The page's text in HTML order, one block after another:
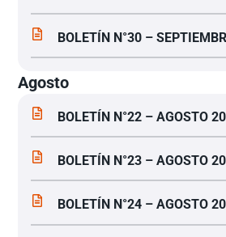
BOLETÍN N°30 –
Agosto
BOLETÍN N°22 – AGOSTO
BOLETÍN N°23 – AGOSTO
BOLETÍN N°24 – AGOSTO